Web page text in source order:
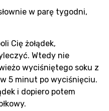
w parę tygodni,
Cię żołądek,
Wtedy nie
wyciśniętego soku z
5 minut po wyciśnięciu.
i dopiero potem